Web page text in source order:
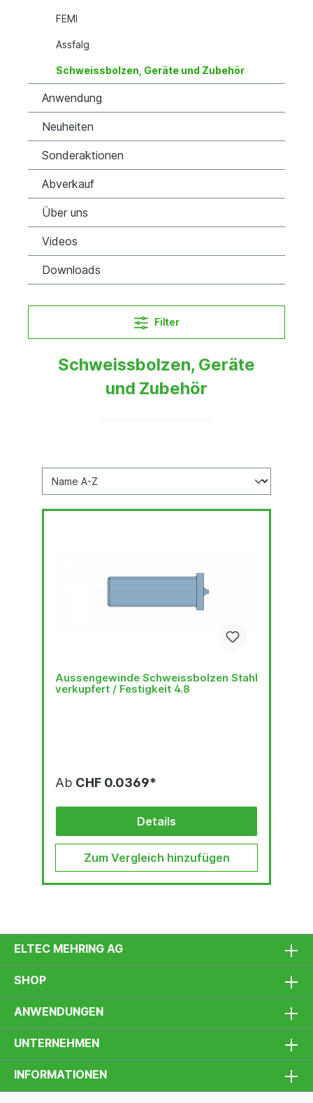
FEMI
Assfalg
Schweissbolzen, Geräte und Zubehör
Anwendung
Neuheiten
Sonderaktionen
Abverkauf
Über uns
Videos
Downloads
Filter
Schweissbolzen, Geräte
und Zubehör
Aussengewinde Schweissbolzen Stahl
verkupfert / Festigkeit 4.8
Ab CHF 0.0369*
Details
Zum Vergleich hinzufügen
ELTEC MEHRING AG
SHOP
ANWENDUNGEN
UNTERNEHMEN
INFORMATIONEN